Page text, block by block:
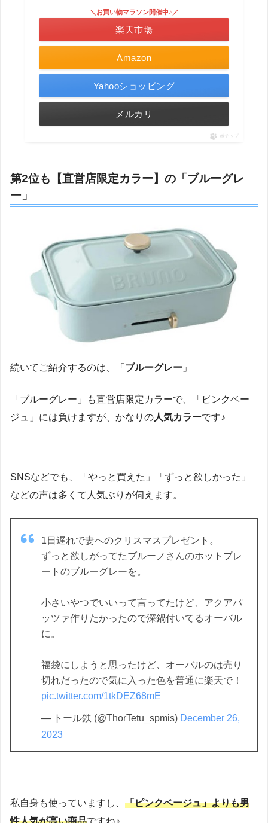
Amazon
＼お買い物マラソン開催中♪／
楽天市場
Yahooショッピング
メルカリ
ポチップ
第2位も【直営店限定カラー】の「ブルーグレ
ー」
続いてご紹介するのは、「 ブルーグレー 」
「ブルーグレー」も直営店限定カラーで、「ピンクベー
ジュ」には負けますが、かなりの人気カラーです♪
SNSなどでも、「やっと買えた」「ずっと欲しかった」
などの声は多くて人気ぶりが伺えます。
1日遅れで妻へのクリスマスプレゼント。
ずっと欲しがってたブルーノさんのホットプレ
ートのブルーグレーを。
小さいやつでいいって言ってたけど、アクアパ
ッツァ作りたかったので深鍋付いてるオーバル
に。
福袋にしようと思ったけど、オーバルのは売り
切れだったので気に入った色を普通に楽天で！
pic.twitter.com/1tkDEZ68mE
— トール鉄 (@ThorTetu_spmis) December 26,
2023
私自身も使っていますし、 「ピンクベージュ」よりも男
性人気が高い商品ですね♪